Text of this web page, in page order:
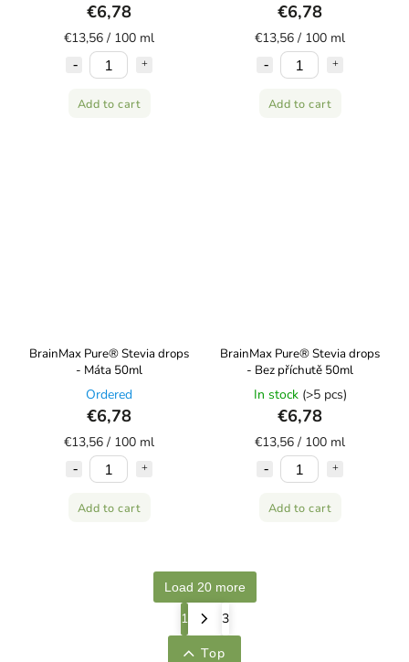
€6,78
€13,56 / 100 ml
Add to cart
€6,78
€13,56 / 100 ml
Add to cart
BrainMax Pure® Stevia drops
- Máta 50ml
Ordered
€6,78
€13,56 / 100 ml
Add to cart
BrainMax Pure® Stevia drops
- Bez příchutě 50ml
In stock (>5 pcs)
€6,78
€13,56 / 100 ml
Add to cart
Load 20 more
1
3
Top